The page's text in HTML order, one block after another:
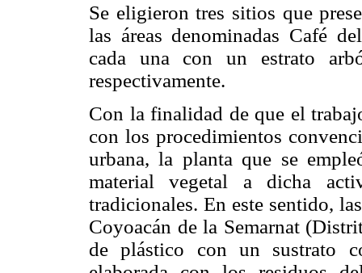
Se eligieron tres sitios que
las áreas denominadas Café
cada una con un estrato
respectivamente.
Con la finalidad de que el
con los procedimientos
urbana, la planta que se
material vegetal a dicha
tradicionales. En este sentido,
Coyoacán de la Semarnat
de plástico con un sustrato